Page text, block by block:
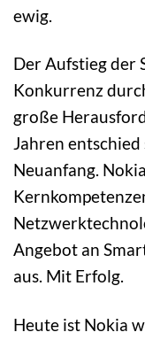
ewig.
Der Aufstieg der
Konkurrenz
große
Jahren
Neuanfang.
Angebot an
aus. Mit Erfolg.
Heute ist Nokia